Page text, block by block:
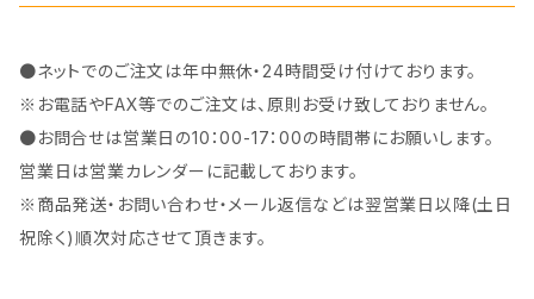
●ネットでのご注文は年中無休・24時間受け付けております。
※お電話やFAX等でのご注文は、原則お受け致しておりません。
●お問合せは営業日の10：00-17：00の時間帯にお願いします。
営業日は営業カレンダーに記載しております。
※商品発送・お問い合わせ・メール返信などは翌営業日以降(土日
祝除く)順次対応させて頂きます。